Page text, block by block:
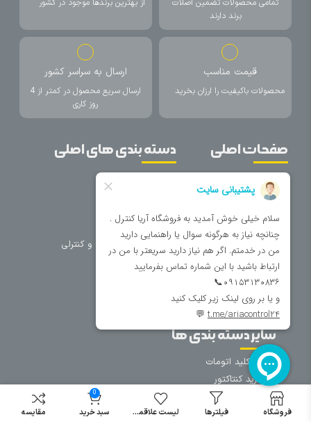
تمامی محصولات تضمین اصلات
برند دارند
از بهترین برندها موجود در کشور
قیمت مناسب
محصولات باکیفیت را ارزان بخرید
ارسال به سراسر کشور
ارسال سریع محصول در کمتر از 4
روز کاری
صفحات اصلی
خانه
تماس با ما
فروشگاه
دسته بندی های اصلی
تجهیزات تابلویی
تجهیزات حفاظتی و کنترلی
روشنایی
سایر دسته بندی ها
خرید کلید اتومات
خرید کنتاکتور
خرید فیوز
مینیاتوری
فروشگاه فیلترها لیست علاقمندی
0
سبد خرید مقایسه